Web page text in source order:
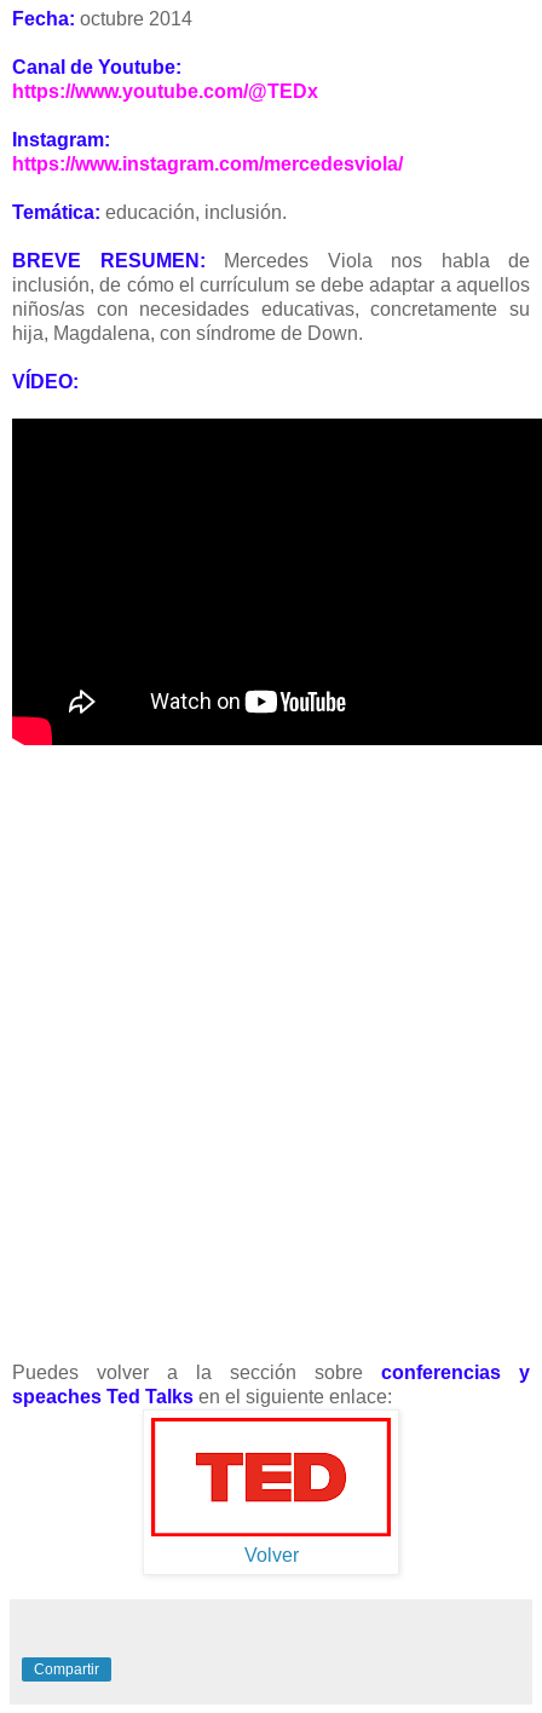
Fecha: octubre 2014
Canal de Youtube:
https://www.youtube.com/@TEDx
Instagram:
https://www.instagram.com/mercedesviola/
Temática: educación, inclusión.
BREVE RESUMEN: Mercedes Viola nos habla de
inclusión, de cómo el currículum se debe adaptar a aquellos
niños/as con necesidades educativas, concretamente su
hija, Magdalena, con síndrome de Down.
VÍDEO:
Puedes volver a la sección sobre conferencias y
speaches Ted Talks en el siguiente enlace:
Volver
Compartir